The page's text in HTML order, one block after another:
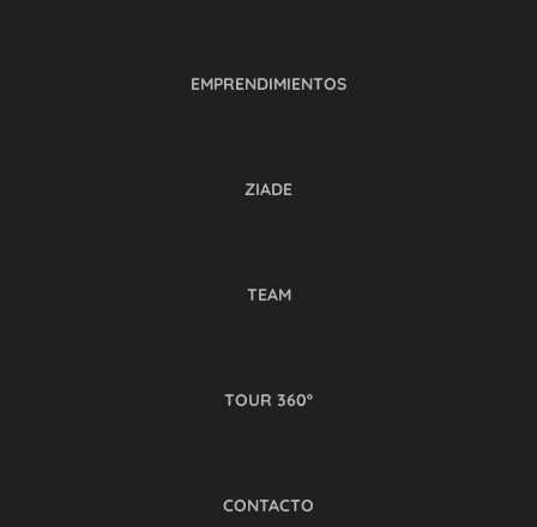
EMPRENDIMIENTOS
ZIADE
TEAM
TOUR 360º
CONTACTO